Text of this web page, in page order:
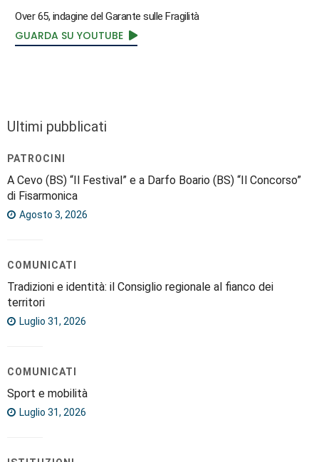
Over 65, indagine del Garante sulle Fragilità
GUARDA SU YOUTUBE
Ultimi pubblicati
PATROCINI
A Cevo (BS) “Il Festival” e a Darfo Boario (BS) “Il Concorso”
di Fisarmonica
Agosto 3, 2026
COMUNICATI
Tradizioni e identità: il Consiglio regionale al fianco dei
territori
Luglio 31, 2026
COMUNICATI
Sport e mobilità
Luglio 31, 2026